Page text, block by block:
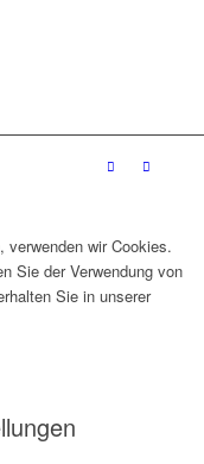
wir Cookies.
Sie der Verwendung von
Sie in unserer